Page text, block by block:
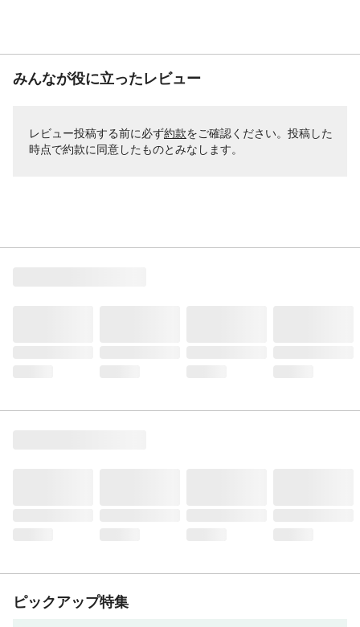
みんなが役に立ったレビュー
レビュー投稿する前に必ず約款をご確認ください。投稿した
時点で約款に同意したものとみなします。
ピックアップ特集